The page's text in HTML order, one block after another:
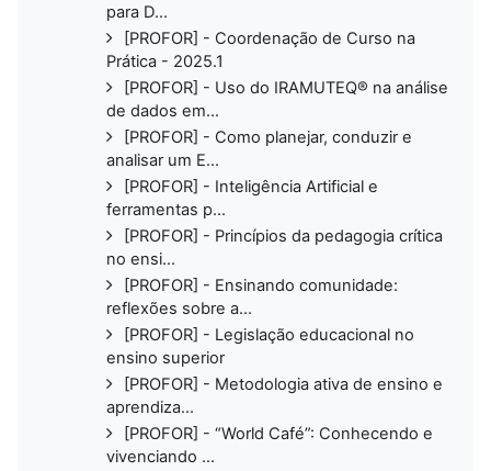
para D...
[PROFOR] - Coordenação de Curso na
Prática - 2025.1
[PROFOR] - Uso do IRAMUTEQ® na análise
de dados em...
[PROFOR] - Como planejar, conduzir e
analisar um E...
[PROFOR] - Inteligência Artificial e
ferramentas p...
[PROFOR] - Princípios da pedagogia crítica
no ensi...
[PROFOR] - Ensinando comunidade:
reflexões sobre a...
[PROFOR] - Legislação educacional no
ensino superior
[PROFOR] - Metodologia ativa de ensino e
aprendiza...
[PROFOR] - “World Café”: Conhecendo e
vivenciando ...